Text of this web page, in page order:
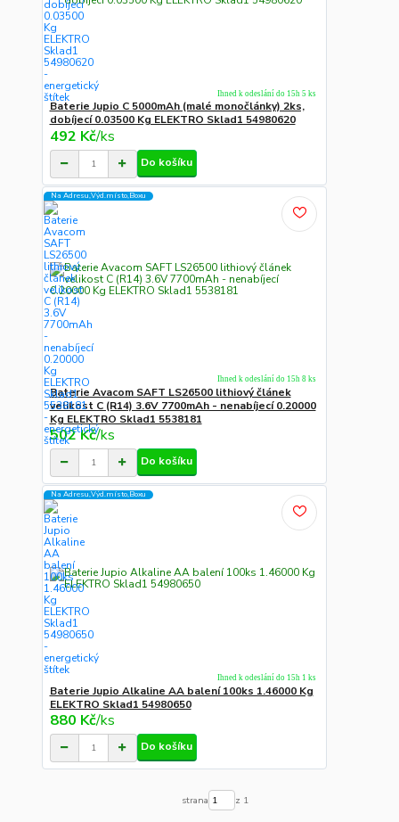
Baterie Jupio C 5000mAh (malé monočlánky) 2ks,
dobíjecí 0.03500 Kg ELEKTRO Sklad1 54980620
492 Kč/ks
Ihned k odeslání do 15h 5 ks
Do košíku
Na Adresu,Výd.místo,Boxu
Baterie Avacom SAFT LS26500 lithiový článek
velikost C (R14) 3.6V 7700mAh - nenabíjecí 0.20000
Kg ELEKTRO Sklad1 5538181
502 Kč/ks
Ihned k odeslání do 15h 8 ks
Do košíku
Na Adresu,Výd.místo,Boxu
Baterie Jupio Alkaline AA balení 100ks 1.46000 Kg
ELEKTRO Sklad1 54980650
880 Kč/ks
Ihned k odeslání do 15h 1 ks
Do košíku
strana z 1